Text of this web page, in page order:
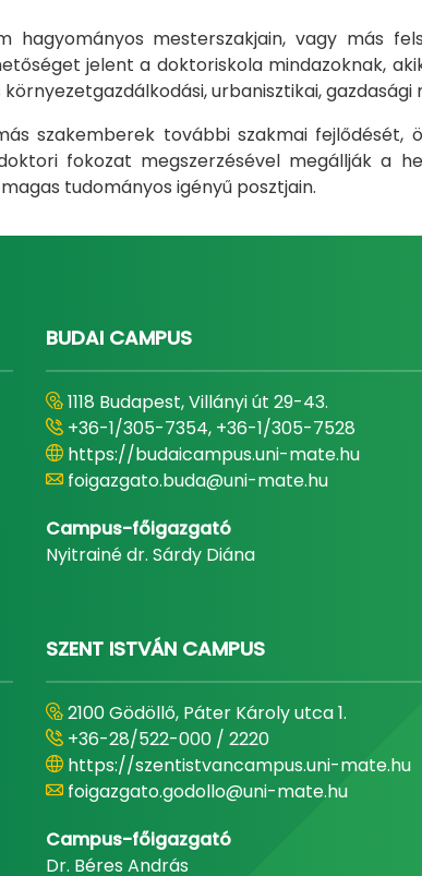
hagyományos mesterszakjain, vagy más
jelent a doktoriskola mindazoknak,
urbanisztikai, gazdasági
szakemberek további szakmai
fokozat megszerzésével megállják a
tudományos igényű posztjain.
BUDAI CAMPUS
1118 Budapest, Villányi út 29-43.
+36-1/305-7354, +36-1/305-7528
https://budaicampus.uni-mate.hu
foigazgato.buda@uni-mate.hu
Campus-főigazgató
Nyitrainé dr. Sárdy Diána
SZENT ISTVÁN CAMPUS
2100 Gödöllő, Páter Károly utca 1.
+36-28/522-000 / 2220
https://szentistvancampus.uni-mate.hu
foigazgato.godollo@uni-mate.hu
Campus-főigazgató
Dr. Béres András